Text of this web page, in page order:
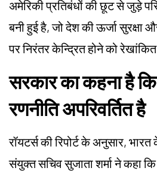
अमेरिकी प्रतिबंधों की छूट से जुड़े
बनी हुई है, जो देश की ऊर्जा सुरक्षा
पर निरंतर केन्द्रित होने को
सरकार का कहना है
रणनीति अपरिवर्तित है
रॉयटर्स की रिपोर्ट के अनुसार,
संयुक्त सचिव सुजाता शर्मा ने कहा